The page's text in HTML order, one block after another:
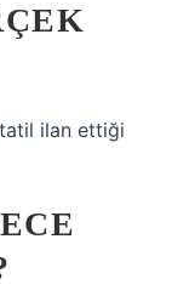
tatil ilan ettiği